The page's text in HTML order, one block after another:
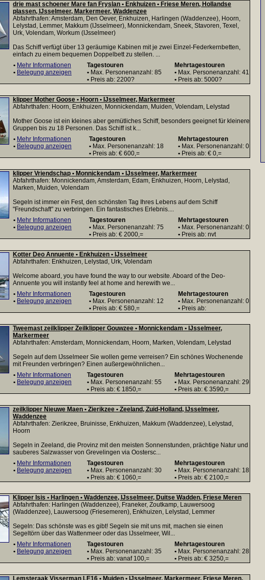
drie mast schoener Mare fan Fryslan • Enkhuizen • Friese Meren, Hollandse
plassen, IJsselmeer, Markermeer, Waddenzee
Abfahrthafen: Amsterdam, Den Oever, Enkhuizen, Harlingen (Waddenzee), Hoorn,
Lelystad, Lemmer, Makkum (IJsselmeer), Monnickendam, Sneek, Stavoren, Texel,
Urk, Volendam, Workum (IJsselmeer)
Das Schiff verfügt über 13 geräumige Kabinen mit je zwei Einzel-Federkernbetten,
einfach zu einem bequemen Doppelbett zu stellen. ...
• Mehr Informationen
• Belegung anzeigen
Tagestouren
• Max. Personenanzahl: 85
• Preis ab: 2200?
Mehrtagestouren
• Max. Personenanzahl: 41
• Preis ab: 5000?
klipper Mother Goose • Hoorn • IJsselmeer, Markermeer
Abfahrthafen: Hoorn, Enkhuizen, Monnickendam, Muiden, Volendam, Lelystad
Mother Goose ist ein kleines aber gemütliches Schiff, besonders geeignet für kleinere
Gruppen bis zu 18 Personen. Das Schiff ist k...
• Mehr Informationen
• Belegung anzeigen
Tagestouren
• Max. Personenanzahl: 18
• Preis ab: € 600,=
Mehrtagestouren
• Max. Personenanzahl: 0
• Preis ab: € 0,=
klipper Vriendschap • Monnickendam • IJsselmeer, Markermeer
Abfahrthafen: Monnickendam, Amsterdam, Edam, Enkhuizen, Hoorn, Lelystad,
Marken, Muiden, Volendam
Segeln ist immer ein Fest, den schönsten Tag Ihres Lebens auf dem Schiff
"Freundschaft" zu verbringen. Ein fantastisches Erlebnis....
• Mehr Informationen
• Belegung anzeigen
Tagestouren
• Max. Personenanzahl: 75
• Preis ab: € 2000,=
Mehrtagestouren
• Max. Personenanzahl: 0
• Preis ab: nvt
Kotter Deo Annuente • Enkhuizen • IJsselmeer
Abfahrthafen: Enkhuizen, Lelystad, Urk, Volendam
Welcome aboard, you have found the way to our website. Aboard of the Deo-
Annuente you will instantly feel at home and herewith we...
• Mehr Informationen
• Belegung anzeigen
Tagestouren
• Max. Personenanzahl: 12
• Preis ab: € 580,=
Mehrtagestouren
• Max. Personenanzahl: 0
• Preis ab:
Tweemast zeilklipper Zeilklipper Gouwzee • Monnickendam • IJsselmeer,
Markermeer
Abfahrthafen: Amsterdam, Monnickendam, Hoorn, Marken, Volendam, Lelystad
Segeln auf dem IJsselmeer Sie wollen gerne verreisen? Ein schönes Wochenende
mit Freunden verbringen? Einen außergewöhnlichen...
• Mehr Informationen
• Belegung anzeigen
Tagestouren
• Max. Personenanzahl: 55
• Preis ab: € 1850,=
Mehrtagestouren
• Max. Personenanzahl: 29
• Preis ab: € 3590,=
zeilklipper Nieuwe Maen • Zierikzee • Zeeland, Zuid-Holland, IJsselmeer,
Waddenzee
Abfahrthafen: Zierikzee, Bruinisse, Enkhuizen, Makkum (Waddenzee), Lelystad,
Hoorn
Segeln in Zeeland, die Provinz mit den meisten Sonnenstunden, prächtige Natur und
sauberes Salzwasser von Grevelingen via Oostersc...
• Mehr Informationen
• Belegung anzeigen
Tagestouren
• Max. Personenanzahl: 30
• Preis ab: € 1060,=
Mehrtagestouren
• Max. Personenanzahl: 18
• Preis ab: € 2100,=
Klipper Isis • Harlingen • Waddenzee, IJsselmeer, Duitse Wadden, Friese Meren
Abfahrthafen: Harlingen (Waddenzee), Franeker, Zoutkamp, Lauwersoog
(Waddenzee), Lauwersoog (Friesemeren), Enkhuizen, Lelystad, Lemmer
Segeln: Das schönste was es gibt! Segeln sie mit uns mit, machen sie einen
Segeltörn über das Wattenmeer oder das IJsselmeer, Wil...
• Mehr Informationen
• Belegung anzeigen
Tagestouren
• Max. Personenanzahl: 35
• Preis ab: vanaf 100,=
Mehrtagestouren
• Max. Personenanzahl: 28
• Preis ab: € 3250,=
Lemsteraak Visserman LE16 • Muiden • IJsselmeer, Markermeer, Friese Meren,